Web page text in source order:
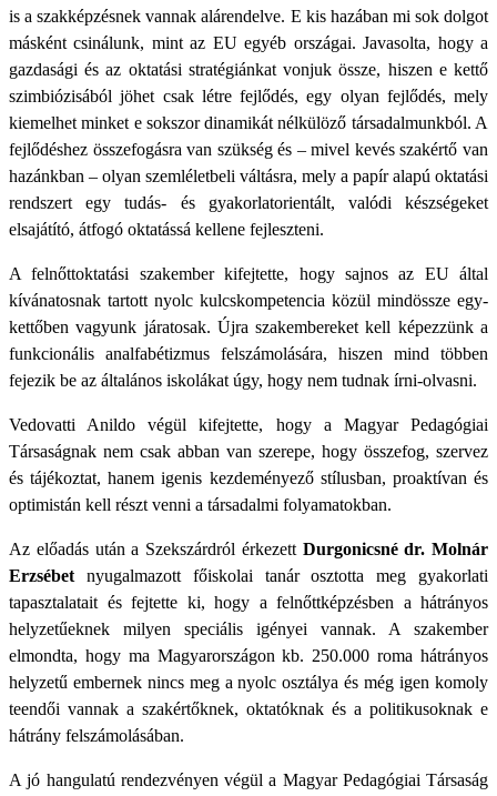
is a szakképzésnek vannak alárendelve. E kis hazában mi sok dolgot
másként csinálunk, mint az EU egyéb országai. Javasolta, hogy a
gazdasági és az oktatási stratégiánkat vonjuk össze, hiszen e kettő
szimbiózisából jöhet csak létre fejlődés, egy olyan fejlődés, mely
kiemelhet minket e sokszor dinamikát nélkülöző társadalmunkból. A
fejlődéshez összefogásra van szükség és – mivel kevés szakértő van
hazánkban – olyan szemléletbeli váltásra, mely a papír alapú oktatási
rendszert egy tudás- és gyakorlatorientált, valódi készségeket
elsajátító, átfogó oktatássá kellene fejleszteni.
A felnőttoktatási szakember kifejtette, hogy sajnos az EU által
kívánatosnak tartott nyolc kulcskompetencia közül mindössze egy-
kettőben vagyunk járatosak. Újra szakembereket kell képezzünk a
funkcionális analfabétizmus felszámolására, hiszen mind többen
fejezik be az általános iskolákat úgy, hogy nem tudnak írni-olvasni.
Vedovatti Anildo végül kifejtette, hogy a Magyar Pedagógiai
Társaságnak nem csak abban van szerepe, hogy összefog, szervez
és tájékoztat, hanem igenis kezdeményező stílusban, proaktívan és
optimistán kell részt venni a társadalmi folyamatokban.
Az előadás után a Szekszárdról érkezett Durgonicsné dr. Molnár
Erzsébet nyugalmazott főiskolai tanár osztotta meg gyakorlati
tapasztalatait és fejtette ki, hogy a felnőttképzésben a hátrányos
helyzetűeknek milyen speciális igényei vannak. A szakember
elmondta, hogy ma Magyarországon kb. 250.000 roma hátrányos
helyzetű embernek nincs meg a nyolc osztálya és még igen komoly
teendői vannak a szakértőknek, oktatóknak és a politikusoknak e
hátrány felszámolásában.
A jó hangulatú rendezvényen végül a Magyar Pedagógiai Társaság